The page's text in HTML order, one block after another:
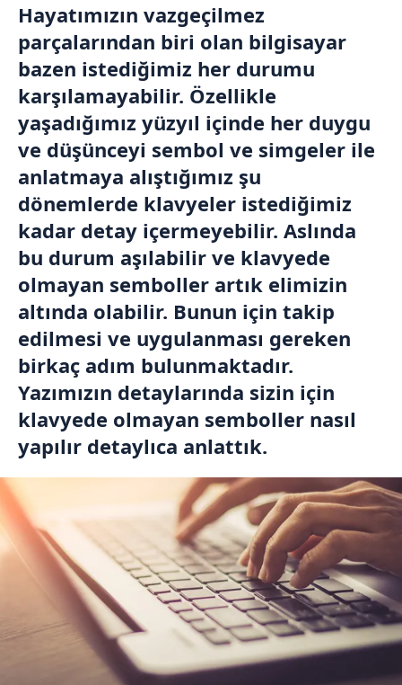
Hayatımızın vazgeçilmez
parçalarından biri olan bilgisayar
bazen istediğimiz her durumu
karşılamayabilir. Özellikle
yaşadığımız yüzyıl içinde her duygu
ve düşünceyi sembol ve simgeler ile
anlatmaya alıştığımız şu
dönemlerde klavyeler istediğimiz
kadar detay içermeyebilir. Aslında
bu durum aşılabilir ve klavyede
olmayan semboller artık elimizin
altında olabilir. Bunun için takip
edilmesi ve uygulanması gereken
birkaç adım bulunmaktadır.
Yazımızın detaylarında sizin için
klavyede olmayan semboller nasıl
yapılır detaylıca anlattık.